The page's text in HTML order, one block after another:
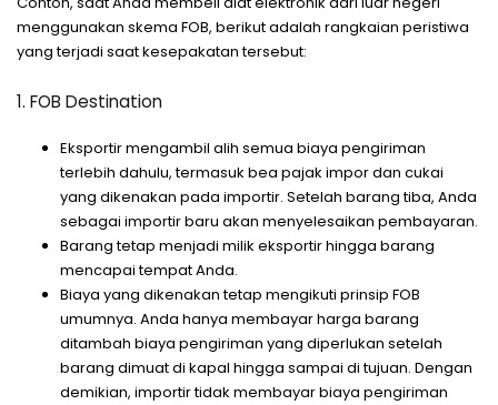
menggunakan skema FOB, berikut adalah rangkaian peristiwa
yang terjadi saat kesepakatan tersebut:
1. FOB Destination
Eksportir mengambil alih semua biaya pengiriman
terlebih dahulu, termasuk bea pajak impor dan cukai
yang dikenakan pada importir. Setelah barang tiba, Anda
sebagai importir baru akan menyelesaikan pembayaran.
Barang tetap menjadi milik eksportir hingga barang
mencapai tempat Anda.
Biaya yang dikenakan tetap mengikuti prinsip FOB
umumnya. Anda hanya membayar harga barang
ditambah biaya pengiriman yang diperlukan setelah
barang dimuat di kapal hingga sampai di tujuan. Dengan
demikian, importir tidak membayar biaya pengiriman